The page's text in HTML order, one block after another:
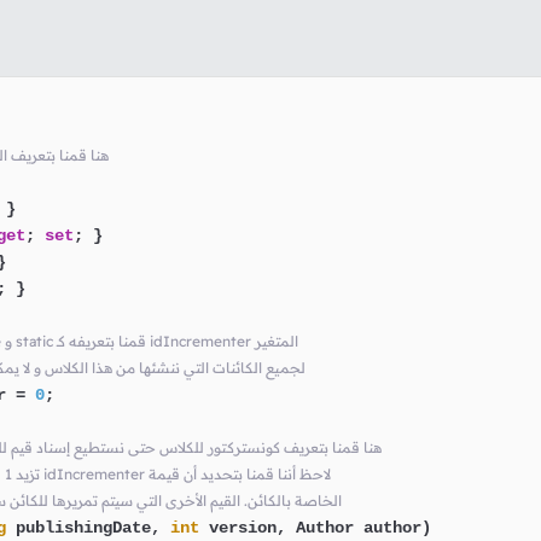
// هنا قمنا
}
; set ; }
}
// لأننا بنفس الوقت نريده أن يكون موحداً private و static قمنا بتعريفه كـ idIncrementer المتغير
// لجميع الكائنات التي ننشئها من هذا الكلاس و
= 0;
// هنا قمنا بتعريف كونستركتور للكلاس حتى نستطيع إسناد
// id تزيد 1 في كل مرة و من ثم يتم وضعها في الخاصية idIncrementer لاحظ أننا قمنا بتحديد أن قيمة
// الخاصة بالكائن. القيم الأخرى التي سيتم تمريرها
publishingDate, int version, Author author)